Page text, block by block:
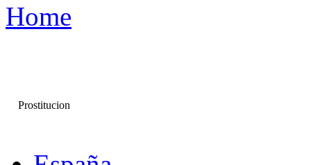
Home
Prostitucion